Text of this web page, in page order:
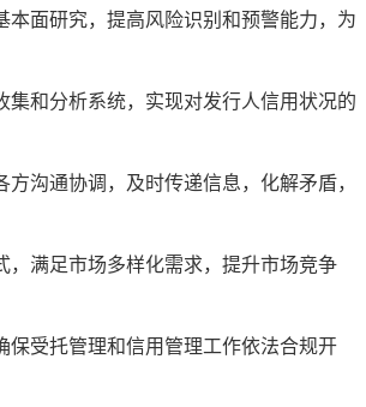
面研究，提高风险识别和预警能力，为
集和分析系统，实现对发行人信用状况的
沟通协调，及时传递信息，化解矛盾，
满足市场多样化需求，提升市场竞争
受托管理和信用管理工作依法合规开